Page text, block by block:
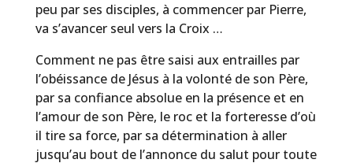
peu par ses disciples, à commencer par Pierre,
va s’avancer seul vers la Croix …
Comment ne pas être saisi aux entrailles par
l’obéissance de Jésus à la volonté de son Père,
par sa confiance absolue en la présence et en
l’amour de son Père, le roc et la forteresse d’où
il tire sa force, par sa détermination à aller
jusqu’au bout de l’annonce du salut pour toute